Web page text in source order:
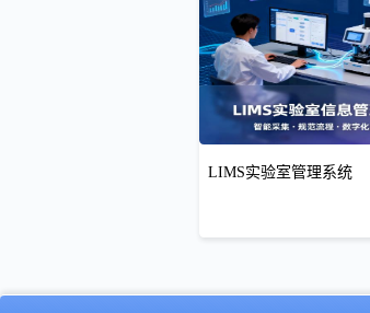
LIMS实验室管理系统